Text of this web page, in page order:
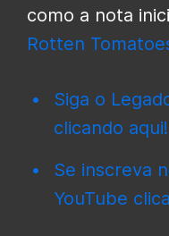
como a nota
Rotten
Siga o
clicando aqui!
Se inscreva
YouTube